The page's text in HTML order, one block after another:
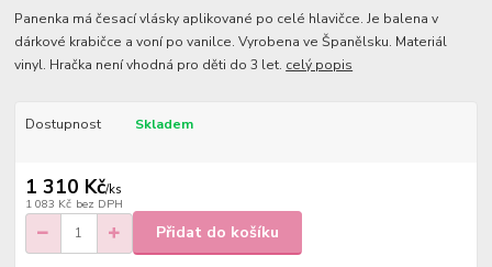
Panenka má česací vlásky aplikované po celé hlavičce. Je balena v
dárkové krabičce a voní po vanilce. Vyrobena ve Španělsku. Materiál
vinyl. Hračka není vhodná pro děti do 3 let. celý popis
Dostupnost Skladem
1 310 Kč/ks
1 083 Kč bez DPH
Přidat do košíku